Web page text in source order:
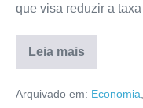
que visa reduzir a
Leia mais
Arquivado em: Economia